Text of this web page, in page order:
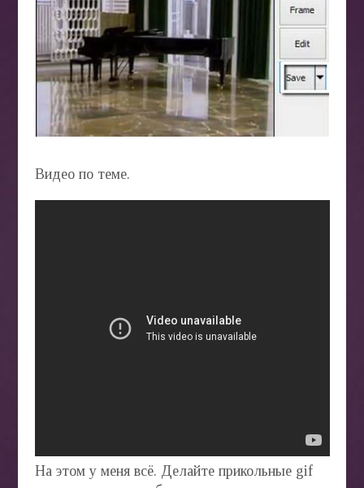
Видео по теме.
На этом у меня всё. Делайте прикольные gif